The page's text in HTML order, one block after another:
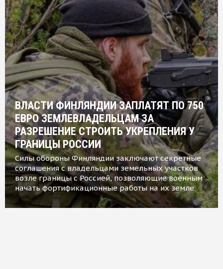
ВЛАСТИ ФИНЛЯНДИИ ЗАПЛАТЯТ ПО 750
ЕВРО ЗЕМЛЕВЛАДЕЛЬЦАМ ЗА
РАЗРЕШЕНИЕ СТРОИТЬ УКРЕПЛЕНИЯ У
ГРАНИЦЫ РОССИИ
Силы обороны Финляндии заключают секретные
соглашения с владельцами земельных участков
возле границы с Россией, позволяющие военным
начать фортификационные работы на их земле